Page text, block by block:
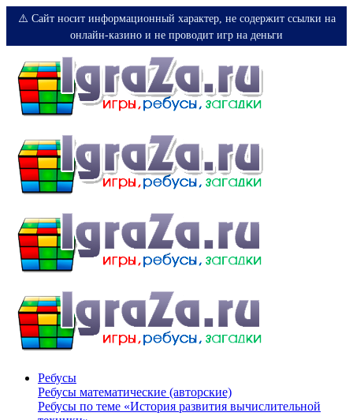
⚠️ Сайт носит информационный характер, не содержит ссылки на
онлайн-казино и не проводит игр на деньги
Ребусы
Ребусы математические (авторские)
Ребусы по теме «История развития вычислительной